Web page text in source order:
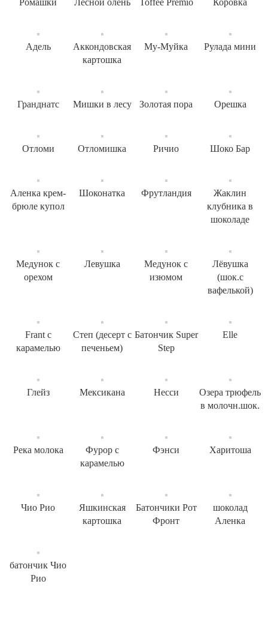
Ромашки Лесной олень Toffee Premio Коровка
Адель
Аккондовская
картошка
Му-Муйка Рулада мини
Гранднатс Мишки в лесу Золотая пора Орешка
Отломи Отломишка Ричио Шоко Бар
Аленка крем-
брюле купол
Шоконатка Фрутландия
Жаклин
клубника в
шоколаде
Медунок с
орехом
Левушка
Медунок с
изюмом
Лёвушка
(шок.с
вафелькой)
Frant с
карамелью
Степ (десерт с
печеньем)
Батончик Super
Step
Elle
Глейз Мексикана Несси
Озера трюфель
в молочн.шок.
Река молока
Фурор с
карамелью
Фэнси Харитоша
Чио Рио
Яшкинская
картошка
Батончики Рот
Фронт
шоколад
Аленка
батончик Чио
Рио